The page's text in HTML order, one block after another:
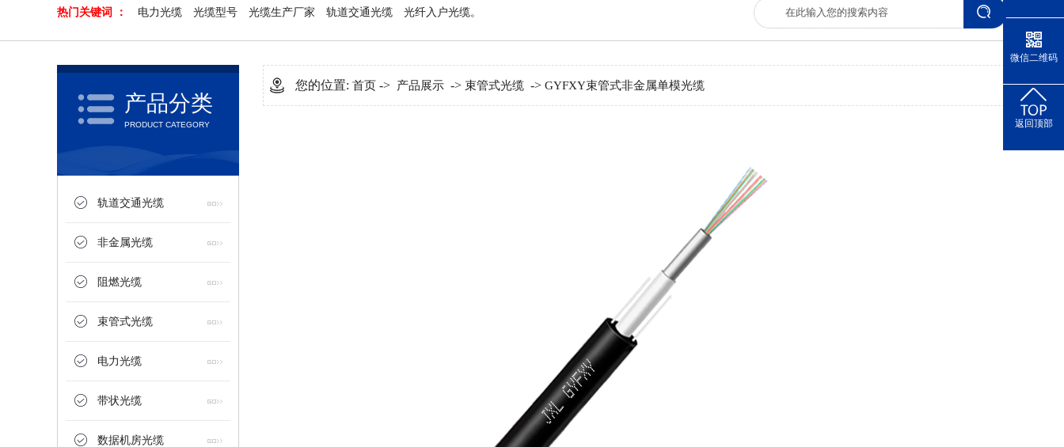
热门关键词 ： 电力光缆 光缆型号 光缆生产厂家 轨道交通光缆 光纤入户光缆。
产品分类
PRODUCT CATEGORY
轨道交通光缆
非金属光缆
阻燃光缆
束管式光缆
电力光缆
带状光缆
数据机房光缆
您的位置: 首页 -> 产品展示 -> 束管式光缆 -> GYFXY束管式非金属单模光缆
微信二维码
返回顶部